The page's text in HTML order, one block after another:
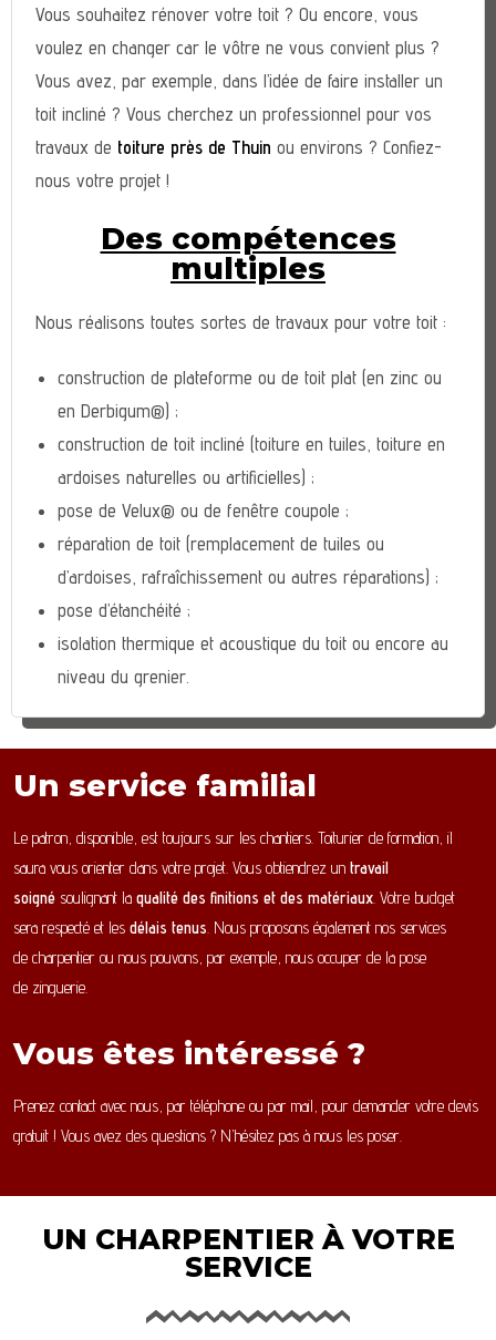
Vous souhaitez rénover votre toit ? Ou encore, vous
voulez en changer car le vôtre ne vous convient plus ?
Vous avez, par exemple, dans l’idée de faire installer un
toit incliné ? Vous cherchez un professionnel pour vos
travaux de toiture près de Thuinou environs ? Confiez-
nous votre projet !
Des compétences
multiples
Nous réalisons toutes sortes de travaux pour votre toit :
construction de plateforme ou de toit plat (en zinc ou
en Derbigum®) ;
construction de toit incliné (toiture en tuiles, toiture en
ardoises naturelles ou artificielles) ;
pose de Velux® ou de fenêtre coupole ;
réparation de toit (remplacement de tuiles ou
d’ardoises, rafraîchissement ou autres réparations) ;
pose d’étanchéité ;
isolation thermique et acoustique du toit ou encore au
niveau du grenier.
Un service familial
Le patron, disponible, est toujours sur les chantiers. Toiturier de formation, il
saura vous orienter dans votre projet. Vous obtiendrez un travail
soigné soulignant la qualité des finitions et des matériaux . Votre budget
sera respecté et les délais tenus . Nous proposons également nos services
de charpentier ou nous pouvons, par exemple, nous occuper de la pose
de zinguerie.
Vous êtes intéressé ?
Prenez contact avec nous, par téléphone ou par mail, pour demander votre devis
gratuit ! Vous avez des questions ? N’hésitez pas à nous les poser.
UN CHARPENTIER À VOTRE
SERVICE